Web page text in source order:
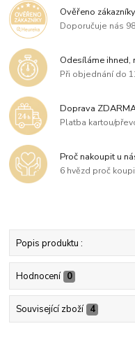
Ověřeno zákazníky
Doporučuje nás
Odesíláme ihned,
Při objednání do
Doprava
Platba kartou/
Proč nakoupit u
6 hvězd proč
Popis produktu :
Hodnocení 0
Související zboží 4